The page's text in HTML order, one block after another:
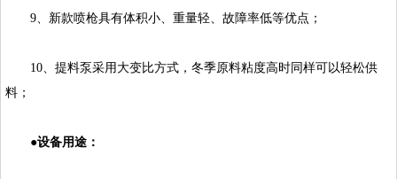
9、新款喷枪具有体积小、重量轻、故障率低等优点；
10、提料泵采用大变比方式，冬季原料粘度高时同样可以轻松供
料；
●设备用途：